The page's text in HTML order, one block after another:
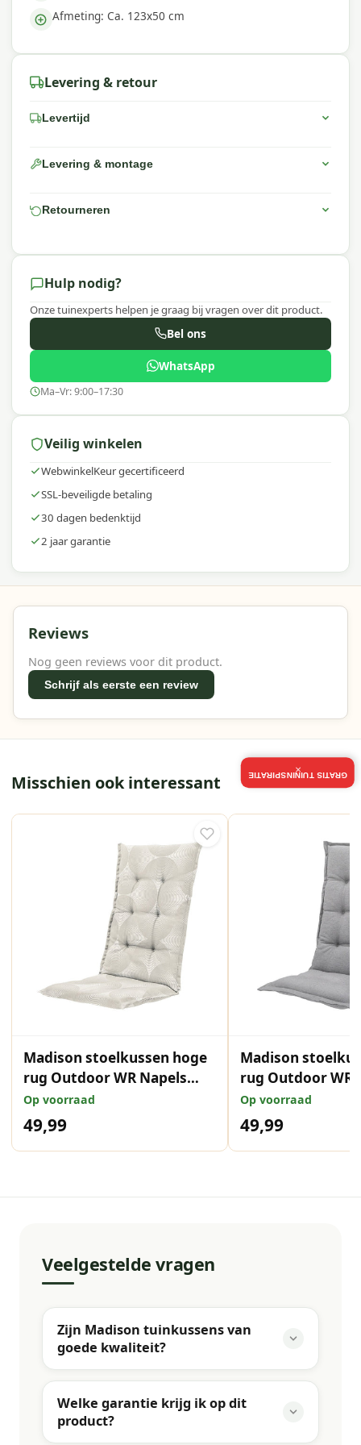
Afmeting: Ca. 123x50 cm
Levering & retour
Levertijd
Levering & montage
Retourneren
Hulp nodig?
Onze tuinexperts helpen je graag bij vragen over dit product.
Bel ons
WhatsApp
Ma–Vr: 9:00–17:30
Veilig winkelen
WebwinkelKeur gecertificeerd
SSL-beveiligde betaling
30 dagen bedenktijd
2 jaar garantie
Reviews
Nog geen reviews voor dit product.
Schrijf als eerste een review
Misschien ook interessant
Madison stoelkussen hoge
rug Outdoor WR Napels
rondo sand 123x50 cm
Op voorraad
49,99
Madison
rug Outdoor WR
grey 123x50 cm
Op voorraad
49,99
Veelgestelde vragen
Zijn Madison tuinkussens van
goede kwaliteit?
Welke garantie krijg ik op dit
product?
GRATIS TUININSPIRATIE
×